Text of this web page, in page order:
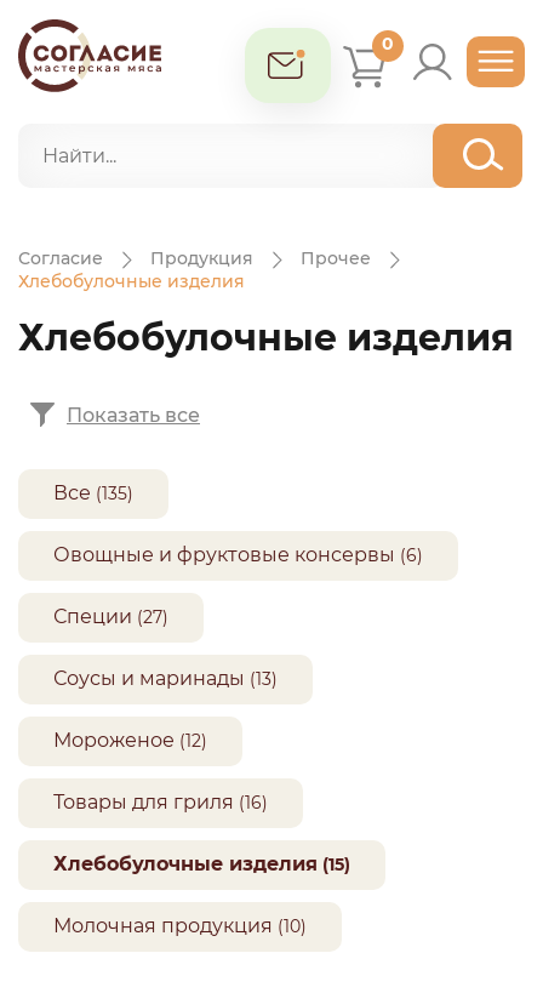
0
Согласие Продукция
Прочее
Хлебобулочные изделия
Хлебобулочные изделия
Показать все
Все (135)
Овощные и фруктовые консервы (6)
Специи (27)
Соусы и маринады (13)
Мороженое (12)
Товары для гриля (16)
Хлебобулочные изделия (15)
Молочная продукция (10)